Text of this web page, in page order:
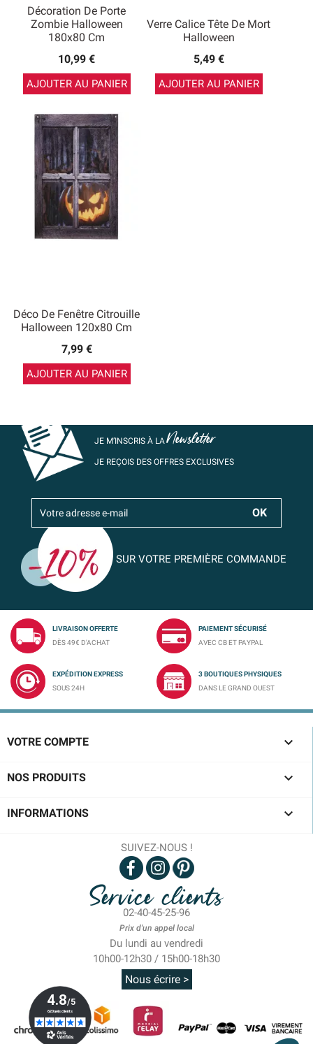
Décoration De Porte
Zombie Halloween
180x80 Cm
10,99 €
AJOUTER AU PANIER
Verre Calice Tête De Mort
Halloween
5,49 €
AJOUTER AU PANIER
Déco De Fenêtre Citrouille
Halloween 120x80 Cm
7,99 €
AJOUTER AU PANIER
JE M’INSCRIS À LANewsletter
JE REÇOIS DES OFFRES EXCLUSIVES
SUR VOTRE PREMIÈRE COMMANDE
LIVRAISON OFFERTE
DÈS 49€ D'ACHAT
PAIEMENT SÉCURISÉ
AVEC CB ET PAYPAL
EXPÉDITION EXPRESS
SOUS 24H
3 BOUTIQUES PHYSIQUES
DANS LE GRAND OUEST
VOTRE COMPTE 
NOS PRODUITS 
INFORMATIONS 
SUIVEZ-NOUS !
Service clients
02-40-45-25-96
Prix d'un appel local
Du lundi au vendredi
10h00-12h30 / 15h00-18h30
Nous écrire >